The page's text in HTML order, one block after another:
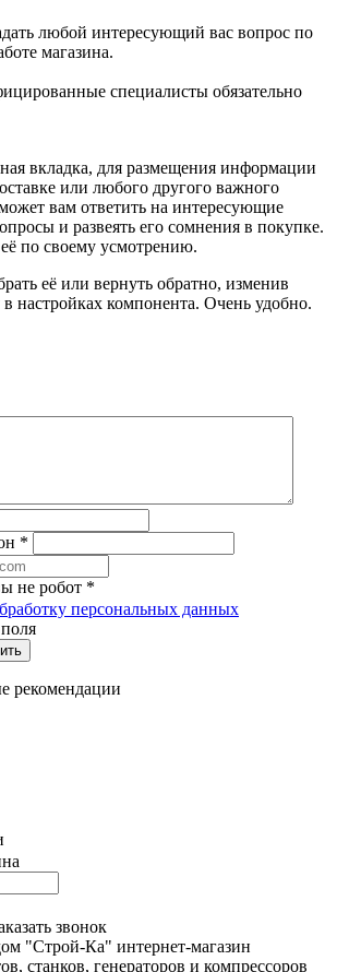
любой интересующий вас вопрос по
магазина.
специалисты обязательно
вкладка, для размещения информации
или любого другого важного
вам ответить на интересующие
и развеять его сомнения в покупке.
по своему усмотрению.
её или вернуть обратно, изменив
в настройках компонента. Очень удобно.
*
не робот *
персональных данных
рекомендации
звонок
"Строй-Ка" интернет-магазин
станков, генераторов и компрессоров